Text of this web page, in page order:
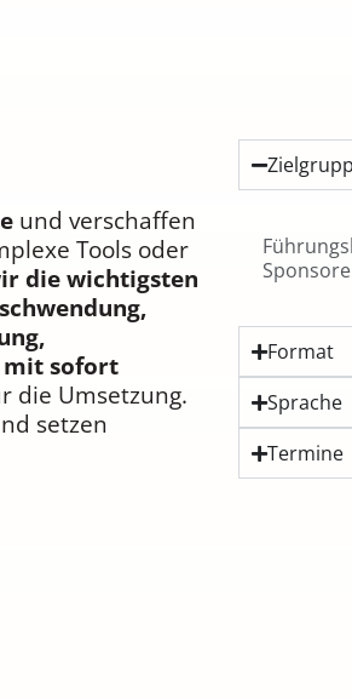
und verschaffen
Tools oder
die wichtigsten
mit sofort
die Umsetzung.
setzen
Format
Sprache
Termine